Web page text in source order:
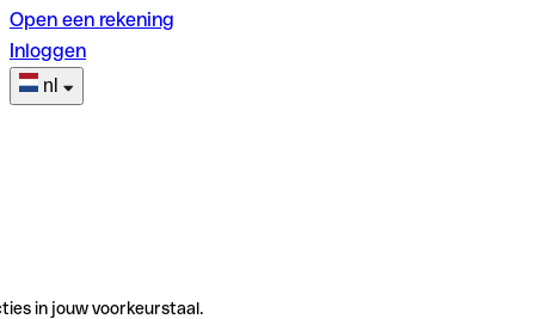
Open een rekening
Inloggen
nl
in jouw voorkeurstaal.